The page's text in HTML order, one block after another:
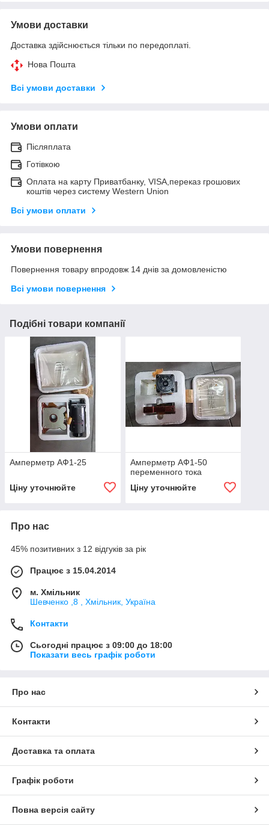
Умови доставки
Доставка здійснюється тільки по передоплаті.
Нова Пошта
Всі умови доставки
Умови оплати
Післяплата
Готівкою
Оплата на карту Приватбанку, VISA,переказ грошових
коштів через систему Western Union
Всі умови оплати
Умови повернення
Повернення товару впродовж 14 днів за домовленістю
Всі умови повернення
Подібні товари компанії
Амперметр АФ1-25
Ціну уточнюйте
Амперметр АФ1-50
переменного тока
Ціну уточнюйте
Про нас
45% позитивних з 12 відгуків за рік
Працює з 15.04.2014
м. Хмільник
Шевченко ,8 , Хмільник, Україна
Контакти
Сьогодні працює з 09:00 до 18:00
Показати весь графік роботи
Про нас
Контакти
Доставка та оплата
Графік роботи
Повна версія сайту